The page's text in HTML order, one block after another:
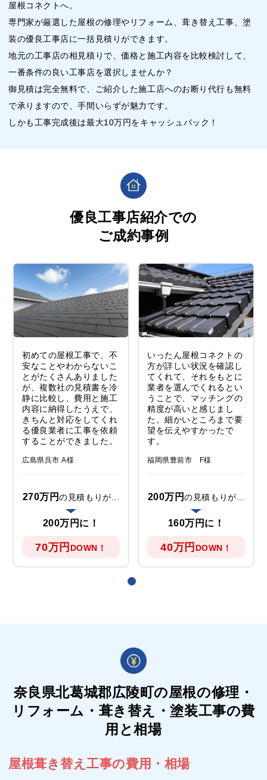
屋根コネクトへ。
専門家が厳選した屋根の修理やリフォーム、葺き替え工事、塗
装の優良工事店に一括見積りができます。
地元の工事店の相見積りで、価格と施工内容を比較検討して、
一番条件の良い工事店を選択しませんか？
御見積は完全無料で、ご紹介した施工店へのお断り代行も無料
で承りますので、手間いらずが魅力です。
しかも工事完成後は最大10万円をキャッシュバック！
優良工事店紹介での
ご成約事例
初めての屋根工事で、不
安なことやわからないこ
とがたくさんありました
が、複数社の見積書を冷
静に比較し、費用と施工
内容に納得したうえで、
きちんと対応をしてくれ
る優良業者に工事を依頼
することができました。
広島県呉市 A様
270万円の見積もりが...
200万円に！
70万円 DOWN！
いったん屋根コネクトの
方が詳しい状況を確認し
てくれて、それをもとに
業者を選んでくれるとい
うことで、マッチングの
精度が高いと感じまし
た。細かいところまで要
望を伝えやすかったで
す。
福岡県豊前市 F様
200万円の見積もりが...
160万円に！
40万円 DOWN！
奈良県北葛城郡広陵町の屋根の修理・
リフォーム・葺き替え・塗装工事の費
用と相場
屋根葺き替え工事の費用・相場